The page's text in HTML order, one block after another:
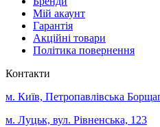
Мій акаунт
Гарантія
Акційні товари
Політика повернення
Контакти
м. Київ, Петропавлівська
м. Луцьк, вул. Рівненська, 123